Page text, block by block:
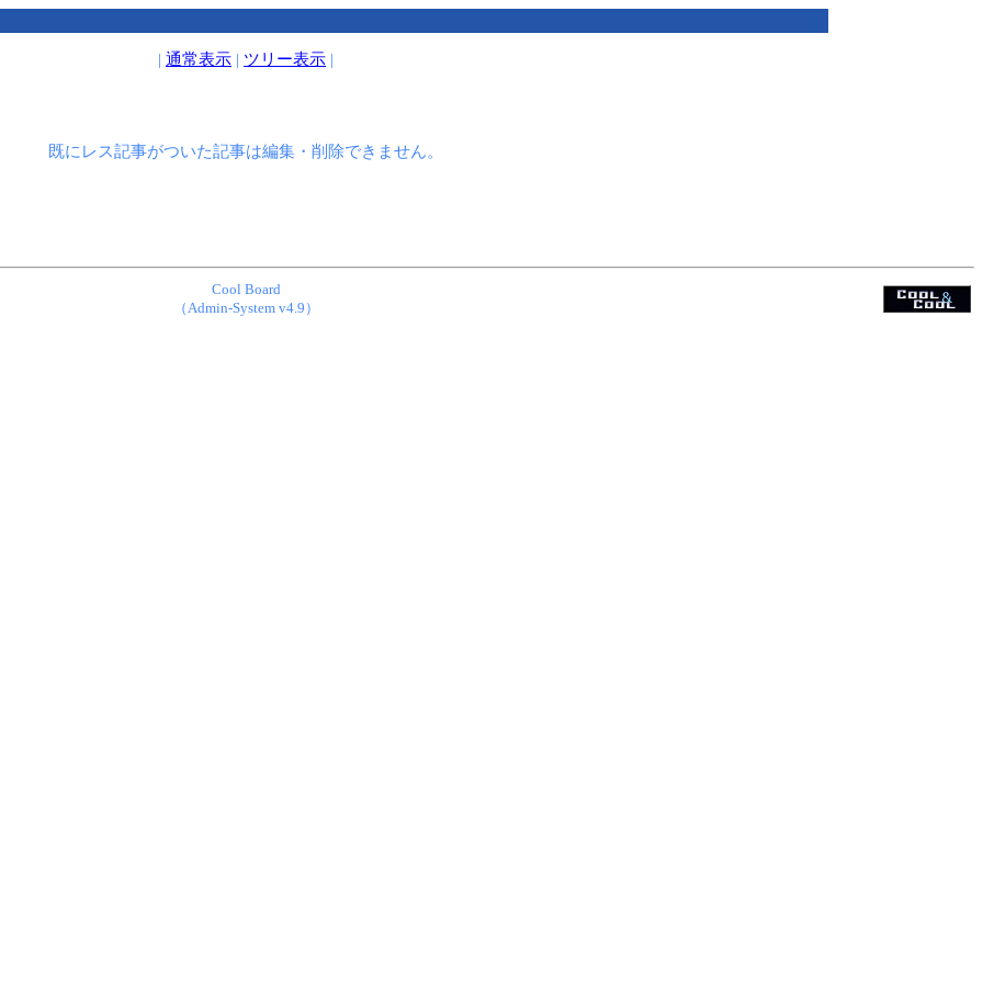
| 通常表示 | ツリー表示 |
既にレス記事がついた記事は編集・削除できません。
Cool Board
（Admin-System v4.9）